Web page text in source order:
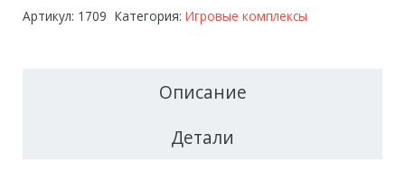
Артикул: 1709 Категория: Игровые комплексы
Описание
Детали